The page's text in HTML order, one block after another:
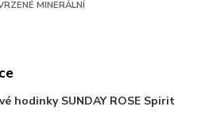
MINERÁLNÍ
hodinky SUNDAY ROSE Spirit